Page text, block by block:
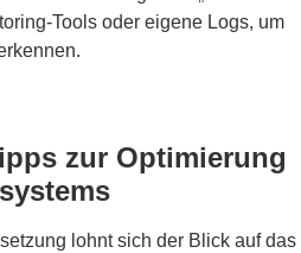
Tools oder eigene Logs, um
zur Optimierung
lohnt sich der Blick auf das